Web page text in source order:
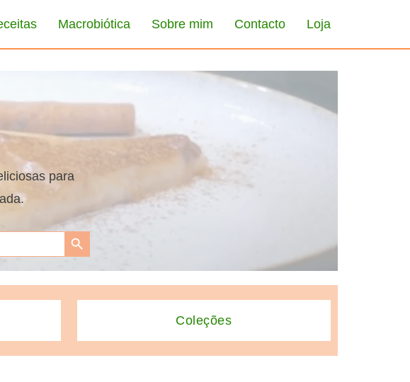
Macrobiótica Sobre mim Contacto Loja
para
Search Button
Coleções